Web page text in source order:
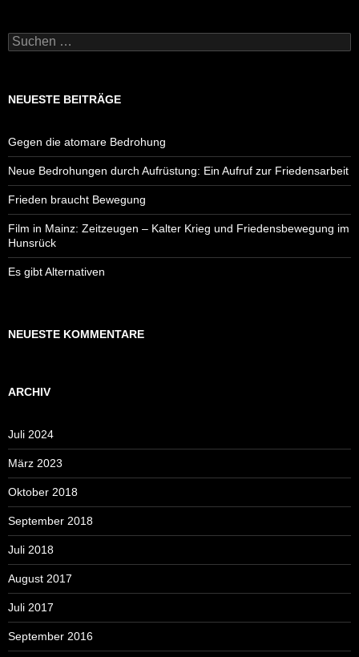
Suchen
nach:
NEUESTE BEITRÄGE
Gegen die atomare Bedrohung
Neue Bedrohungen durch Aufrüstung: Ein Aufruf zur Friedensarbeit
Frieden braucht Bewegung
Film in Mainz: Zeitzeugen – Kalter Krieg und Friedensbewegung im
Hunsrück
Es gibt Alternativen
NEUESTE KOMMENTARE
ARCHIV
Juli 2024
März 2023
Oktober 2018
September 2018
Juli 2018
August 2017
Juli 2017
September 2016